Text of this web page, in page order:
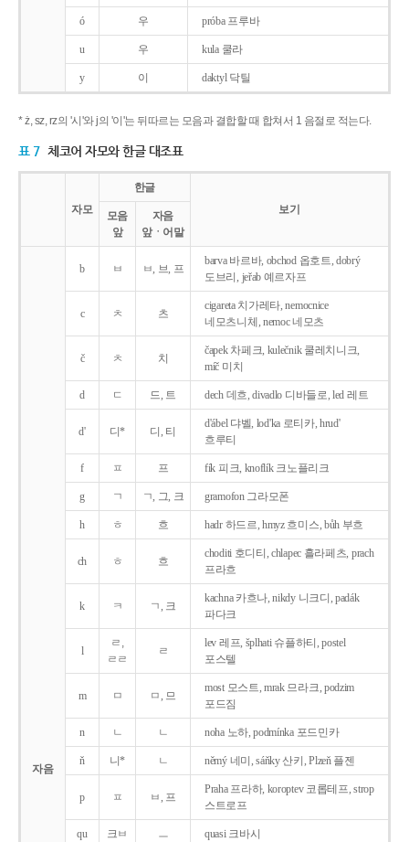
ó 우 próba 프루바
u 우 kula 쿨라
y 이 daktyl 닥틸
* ż, sz, rz의 '시'와 j의 '이'는 뒤따르는 모음과 결합할 때 합쳐서 1 음절로 적는다.
표 7 체코어 자모와 한글 대조표
자모
한글
보기
모음
앞
자음
앞ㆍ어말
자음
b ㅂ ㅂ, 브, 프
barva 바르바, obchod 옵호트, dobrý
도브리, jeřab 예르자프
c ㅊ 츠
cigareta 치가레타, nemocnice
네모츠니체, nemoc 네모츠
č ㅊ 치
čapek 차페크, kulečnik 쿨레치니크,
míč 미치
d ㄷ 드, 트 dech 데흐, divadlo 디바들로, led 레트
d' 디* 디, 티
d'ábel 댜벨, lod'ka 로티카, hrud'
흐루티
f ㅍ 프 fík 피크, knoflík 크노플리크
g ㄱ ㄱ, 그, 크 gramofon 그라모폰
h ㅎ 흐 hadr 하드르, hmyz 흐미스, bůh 부흐
ch ㅎ 흐
choditi 호디티, chlapec 흘라페츠, prach
프라흐
k ㅋ ㄱ, 크
kachna 카흐나, nikdy 니크디, padák
파다크
l
ㄹ,
ㄹㄹ
ㄹ
lev 레프, šplhati 슈플하티, postel
포스텔
m ㅁ ㅁ, 므
most 모스트, mrak 므라크, podzim
포드짐
n ㄴ ㄴ noha 노하, podmínka 포드민카
ň 니* ㄴ němý 네미, sáňky 산키, Plzeň 플젠
p ㅍ ㅂ, 프
Praha 프라하, koroptev 코롭테프, strop
스트로프
qu 크ㅂ ㅡ quasi 크바시